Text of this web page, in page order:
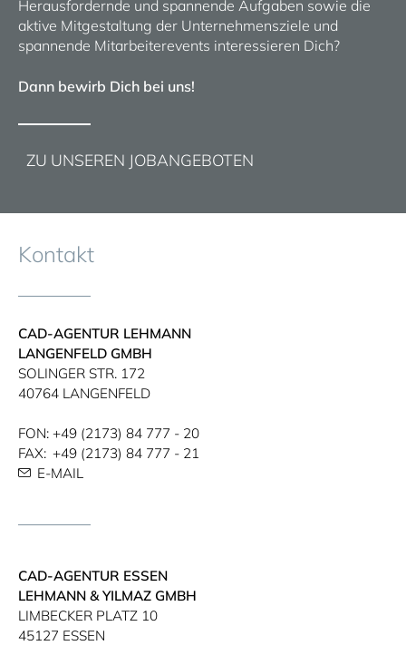
Herausfordernde und spannende Aufgaben sowie die
aktive Mitgestaltung der Unternehmensziele und
spannende Mitarbeiterevents interessieren Dich?
Dann bewirb Dich bei uns!
ZU UNSEREN JOBANGEBOTEN
Kontakt
CAD-AGENTUR LEHMANN
LANGENFELD GMBH
SOLINGER STR.​ 172​
40764 LANGENFELD
FON: +49 (2173) 84 777 - 20
FAX: +49 (2173) 84 777 - 21
E-MAIL
CAD-AGENTUR ESSEN
LEHMANN & YILMAZ GMBH
LIMBECKER PLATZ 10
45127 ESSEN